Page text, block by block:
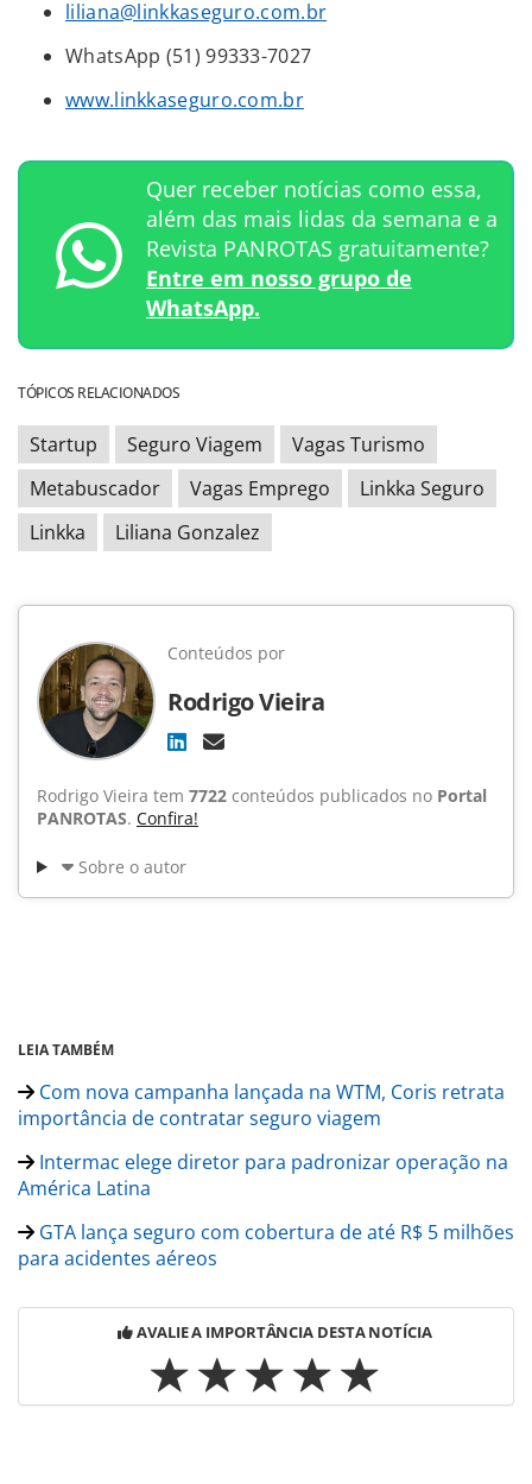
liliana@linkkaseguro.com.br
WhatsApp (51) 99333-7027
www.linkkaseguro.com.br
Quer receber notícias como essa,
além das mais lidas da semana e a
Revista PANROTAS gratuitamente?
Entre em nosso grupo de
WhatsApp.
TÓPICOS RELACIONADOS
Startup Seguro Viagem
Vagas Turismo
Metabuscador
Vagas Emprego
Linkka Seguro
Linkka
Liliana Gonzalez
Conteúdos por
Rodrigo Vieira
Rodrigo Vieira tem 7722 conteúdos publicados no Portal
PANROTAS. Confira!
Sobre o autor
LEIA TAMBÉM
Com nova campanha lançada na WTM, Coris retrata
importância de contratar seguro viagem
Intermac elege diretor para padronizar operação na
América Latina
GTA lança seguro com cobertura de até R$ 5 milhões
para acidentes aéreos
AVALIE A IMPORTÂNCIA DESTA NOTÍCIA